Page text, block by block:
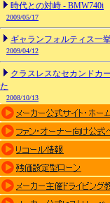
時代との対峙 - BMW740i
2009/05/17
ギャランフォルティス一
2009/04/12
クラスレスなセカンドカ
た
2008/10/13